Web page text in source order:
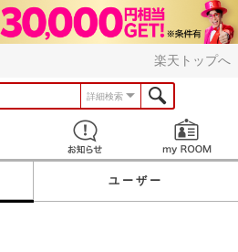
楽天トップへ
詳細検索
見つける お知らせ
ユーザー